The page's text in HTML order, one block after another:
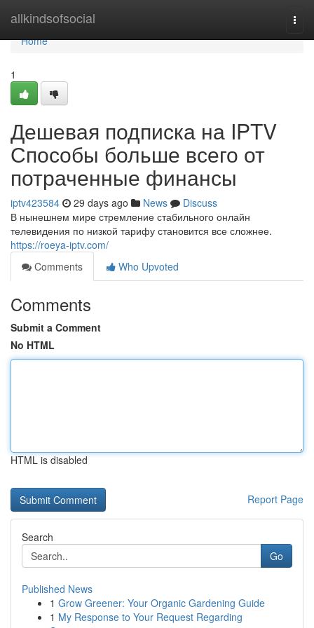
allkindsofsocial
Home
Home
1
Дешевая подписка на IPTV
Способы больше всего от
потраченные финансы
iptv423584 29 days ago News
Discuss
В нынешнем мире стремление стабильного онлайн
телевидения по низкой тарифу становится все сложнее.
https://roeya-iptv.com/
Comments
Who Upvoted
Comments
Submit a Comment
No HTML
HTML is disabled
Report Page
Search
Go
Published News
1 Grow Greener: Your Organic Gardening Guide
1 My Response to Your Request Regarding